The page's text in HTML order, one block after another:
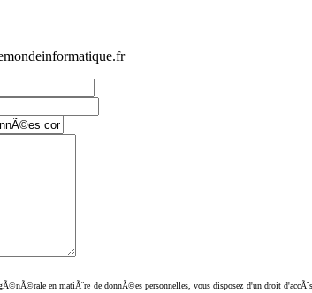
en matiÃ¨re de donnÃ©es personnelles, vous disposez d'un droit